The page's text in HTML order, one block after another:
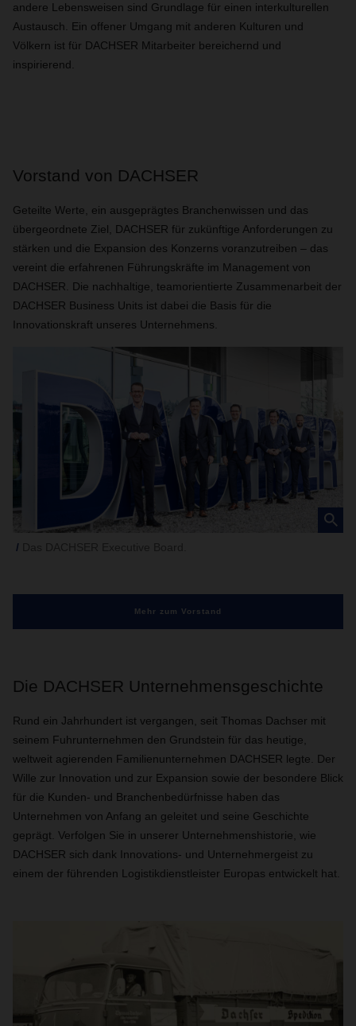
andere Lebensweisen sind Grundlage für einen interkulturellen
Austausch. Ein offener Umgang mit anderen Kulturen und
Völkern ist für DACHSER Mitarbeiter bereichernd und
inspirierend.
Vorstand von DACHSER
Geteilte Werte, ein ausgeprägtes Branchenwissen und das
übergeordnete Ziel, DACHSER für zukünftige Anforderungen zu
stärken und die Expansion des Konzerns voranzutreiben – das
vereint die erfahrenen Führungskräfte im Management von
DACHSER. Die nachhaltige, teamorientierte Zusammenarbeit der
DACHSER Business Units ist dabei die Basis für die
Innovationskraft unseres Unternehmens.
Mehr zum Vorstand
Die DACHSER Unternehmensgeschichte
Rund ein Jahrhundert ist vergangen, seit Thomas Dachser mit
seinem Fuhrunternehmen den Grundstein für das heutige,
weltweit agierenden Familienunternehmen DACHSER legte. Der
Wille zur Innovation und zur Expansion sowie der besondere Blick
für die Kunden- und Branchenbedürfnisse haben das
Unternehmen von Anfang an geleitet und seine Geschichte
geprägt. Verfolgen Sie in unserer Unternehmenshistorie, wie
DACHSER sich dank Innovations- und Unternehmergeist zu
einem der führenden Logistikdienstleister Europas entwickelt hat.